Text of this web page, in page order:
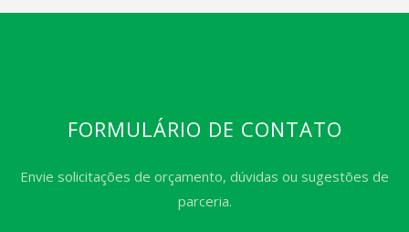
FORMULÁRIO DE CONTATO
Envie solicitações de orçamento, dúvidas ou sugestões de
parceria.